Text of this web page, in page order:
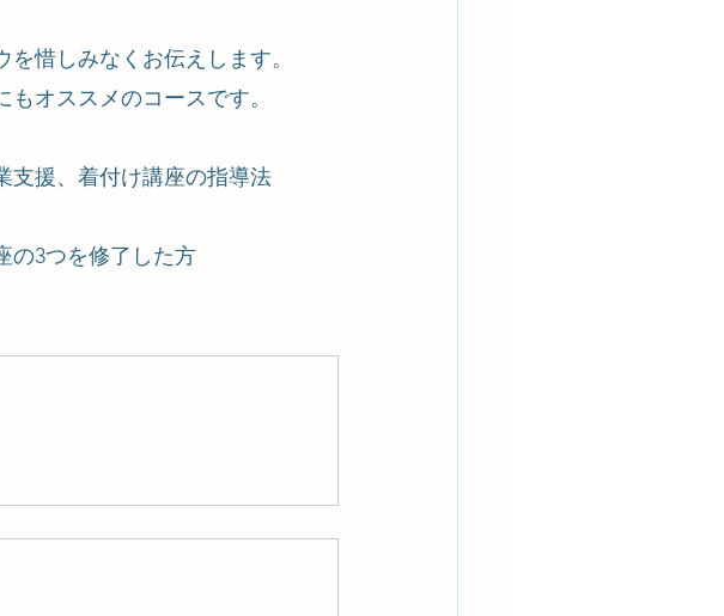
惜しみなくお伝えします。
オススメのコースです。
支援、着付け講座の指導法
の3つを修了した方